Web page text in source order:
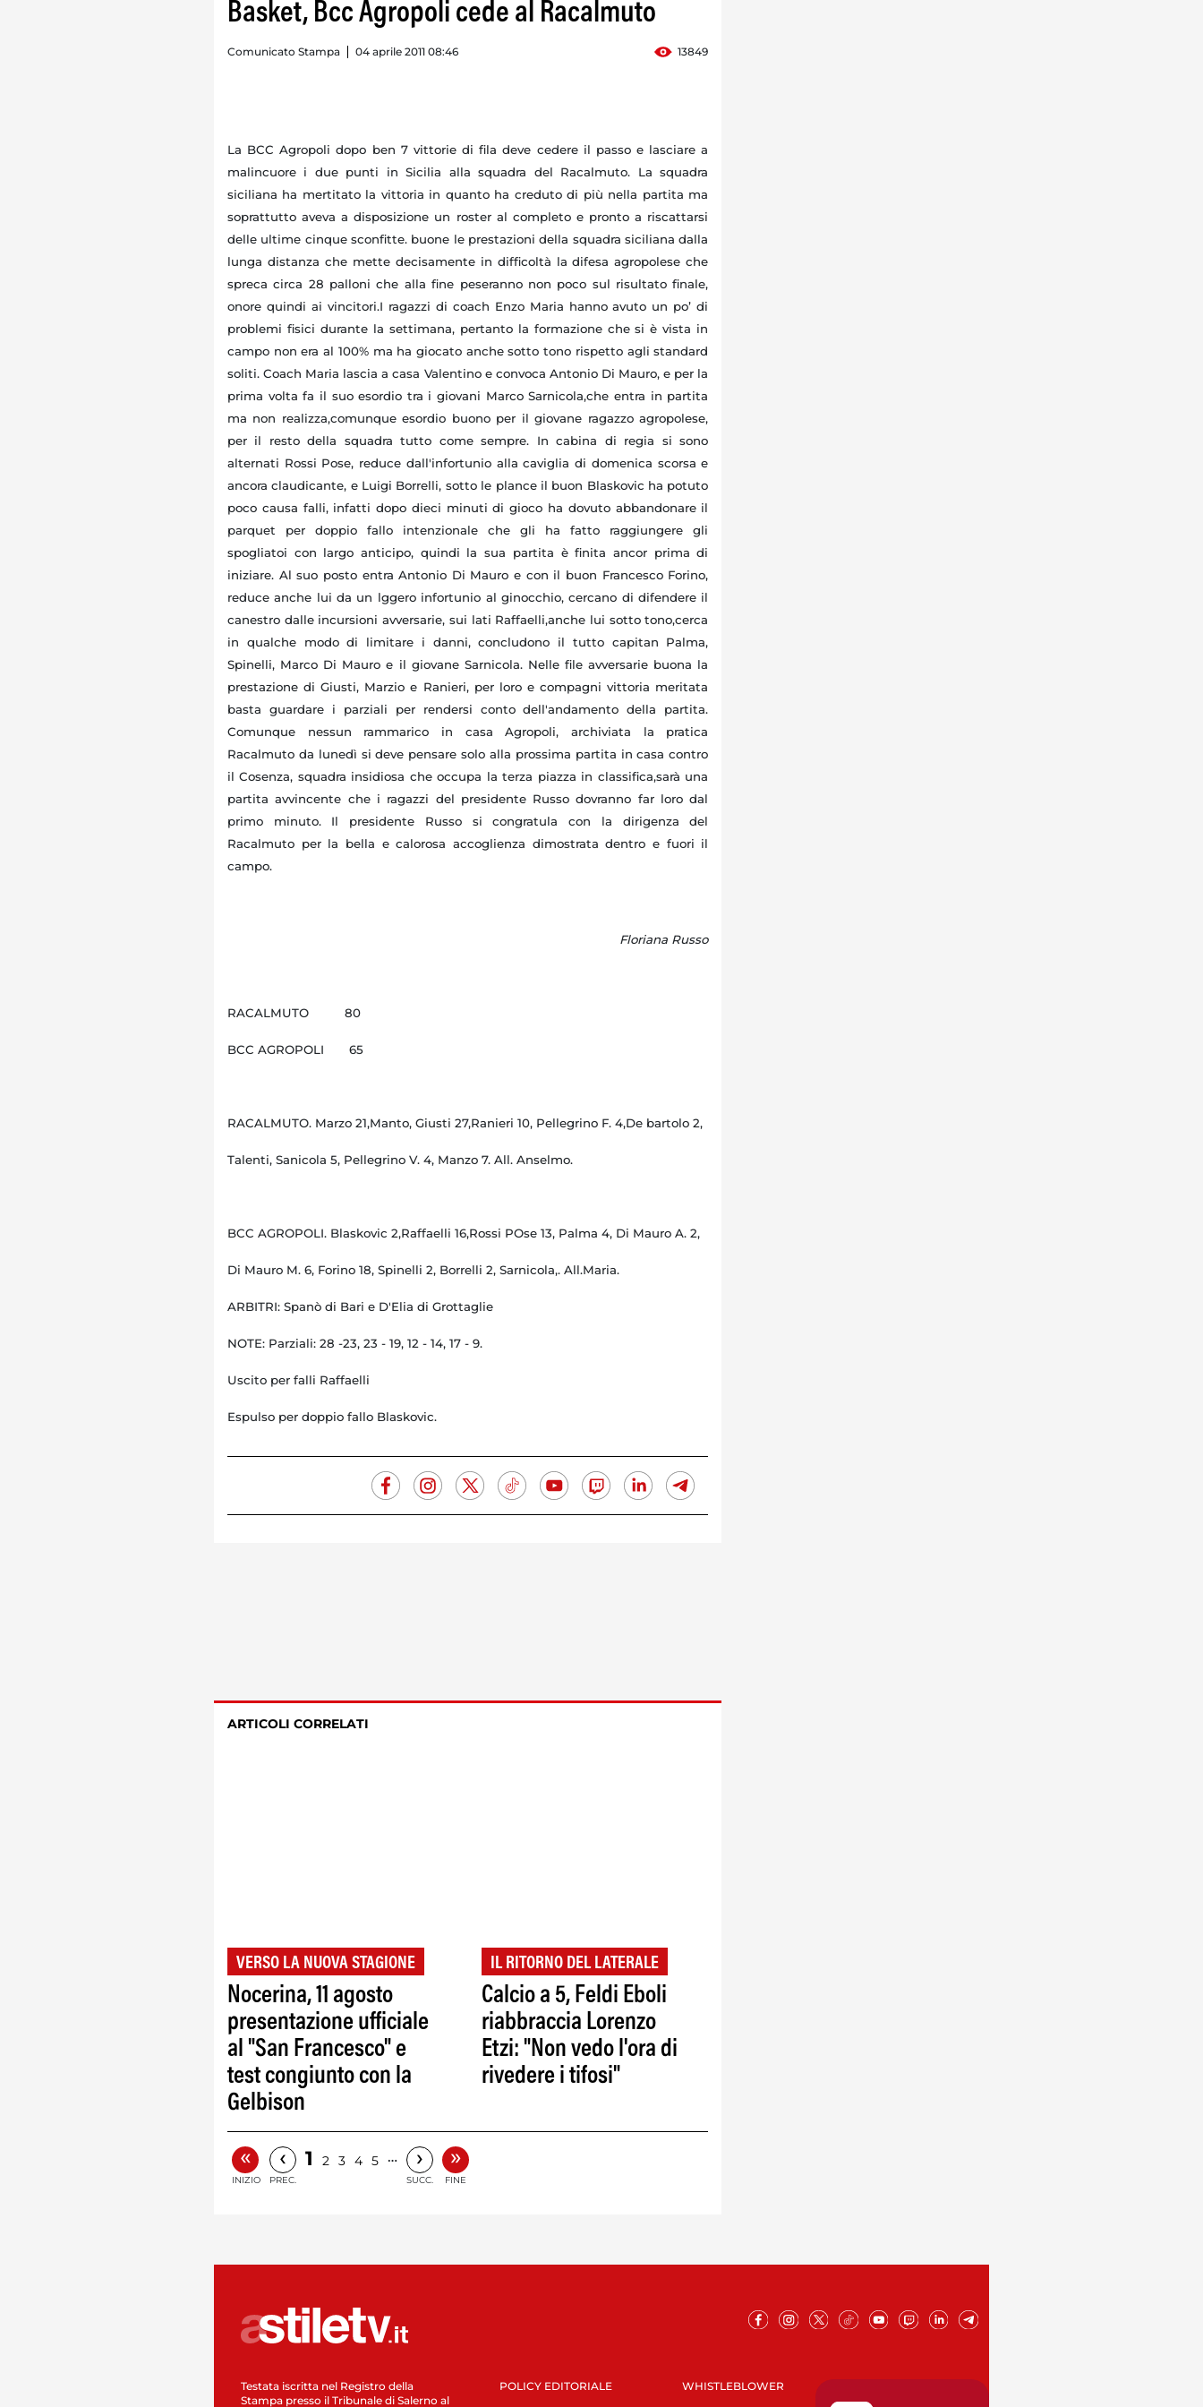
Basket, Bcc Agropoli cede al Racalmuto
Comunicato Stampa 04 aprile 2011 08:46 13849
La BCC Agropoli dopo ben 7 vittorie di fila deve cedere il passo e lasciare a
malincuore i due punti in Sicilia alla squadra del Racalmuto. La squadra
siciliana ha mertitato la vittoria in quanto ha creduto di più nella partita ma
soprattutto aveva a disposizione un roster al completo e pronto a riscattarsi
delle ultime cinque sconfitte. buone le prestazioni della squadra siciliana dalla
lunga distanza che mette decisamente in difficoltà la difesa agropolese che
spreca circa 28 palloni che alla fine peseranno non poco sul risultato finale,
onore quindi ai vincitori.I ragazzi di coach Enzo Maria hanno avuto un po’ di
problemi fisici durante la settimana, pertanto la formazione che si è vista in
campo non era al 100% ma ha giocato anche sotto tono rispetto agli standard
soliti. Coach Maria lascia a casa Valentino e convoca Antonio Di Mauro, e per la
prima volta fa il suo esordio tra i giovani Marco Sarnicola,che entra in partita
ma non realizza,comunque esordio buono per il giovane ragazzo agropolese,
per il resto della squadra tutto come sempre. In cabina di regia si sono
alternati Rossi Pose, reduce dall'infortunio alla caviglia di domenica scorsa e
ancora claudicante, e Luigi Borrelli, sotto le plance il buon Blaskovic ha potuto
poco causa falli, infatti dopo dieci minuti di gioco ha dovuto abbandonare il
parquet per doppio fallo intenzionale che gli ha fatto raggiungere gli
spogliatoi con largo anticipo, quindi la sua partita è finita ancor prima di
iniziare. Al suo posto entra Antonio Di Mauro e con il buon Francesco Forino,
reduce anche lui da un lggero infortunio al ginocchio, cercano di difendere il
canestro dalle incursioni avversarie, sui lati Raffaelli,anche lui sotto tono,cerca
in qualche modo di limitare i danni, concludono il tutto capitan Palma,
Spinelli, Marco Di Mauro e il giovane Sarnicola. Nelle file avversarie buona la
prestazione di Giusti, Marzio e Ranieri, per loro e compagni vittoria meritata
basta guardare i parziali per rendersi conto dell'andamento della partita.
Comunque nessun rammarico in casa Agropoli, archiviata la pratica
Racalmuto da lunedì si deve pensare solo alla prossima partita in casa contro
il Cosenza, squadra insidiosa che occupa la terza piazza in classifica,sarà una
partita avvincente che i ragazzi del presidente Russo dovranno far loro dal
primo minuto. Il presidente Russo si congratula con la dirigenza del
Racalmuto per la bella e calorosa accoglienza dimostrata dentro e fuori il
campo.
Floriana Russo
RACALMUTO 80
BCC AGROPOLI 65
RACALMUTO. Marzo 21,Manto, Giusti 27,Ranieri 10, Pellegrino F. 4,De bartolo 2,
Talenti, Sanicola 5, Pellegrino V. 4, Manzo 7. All. Anselmo.
BCC AGROPOLI. Blaskovic 2,Raffaelli 16,Rossi POse 13, Palma 4, Di Mauro A. 2,
Di Mauro M. 6, Forino 18, Spinelli 2, Borrelli 2, Sarnicola,. All.Maria.
ARBITRI: Spanò di Bari e D'Elia di Grottaglie
NOTE: Parziali: 28 -23, 23 - 19, 12 - 14, 17 - 9.
Uscito per falli Raffaelli
Espulso per doppio fallo Blaskovic.
ARTICOLI CORRELATI
VERSO LA NUOVA STAGIONE
Nocerina, 11 agosto
presentazione ufficiale
al "San Francesco" e
test congiunto con la
Gelbison
IL RITORNO DEL LATERALE
Calcio a 5, Feldi Eboli
riabbraccia Lorenzo
Etzi: "Non vedo l'ora di
rivedere i tifosi"
«
INIZIO
‹
PREC.
1 2 3 4 5 … ›
SUCC.
»
FINE
Testata iscritta nel Registro della
Stampa presso il Tribunale di Salerno al
POLICY EDITORIALE WHISTLEBLOWER